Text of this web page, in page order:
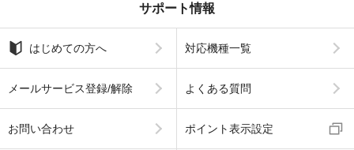
サポート情報
はじめての方へ 対応機種一覧
メールサービス登録/解除 よくある質問
お問い合わせ ポイント表示設定